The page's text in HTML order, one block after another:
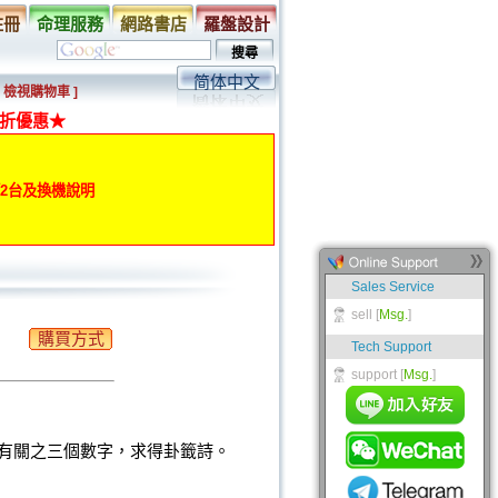
命理服務 網路書店 羅盤設計
檢視購物車 ]
简体中文
優惠★
台及換機說明
購買方式
關之三個數字，求得卦籤詩。